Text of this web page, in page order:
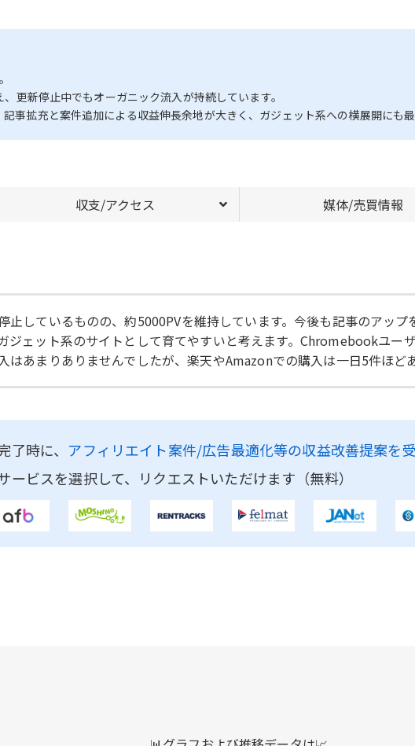
更新停止中でもオーガニック流入が持続しています。
事拡充と案件追加による収益伸長余地が大きく、ガジェット系への横展開にも
収支/アクセス 媒体/売買情報
止しているものの、約5000PVを維持しています。今後も記事のアッ
ジェット系のサイトとして育てやすいと考えます。Chromebookユー
はあまりありませんでしたが、楽天やAmazonでの購入は一日5件ほど
了時に、 アフィリエイト案件/広告最適化等の収益改善提案を
ービスを選択して、リクエストいただけます（無料）